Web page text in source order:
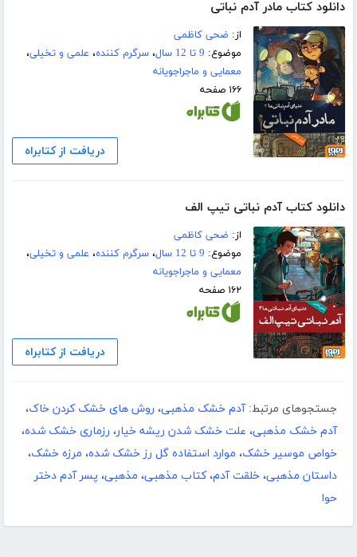
دانلود کتاب مادر آدم نباتی
از: ضحی کاظمی
موضوع: 9 تا 12 سال ،سرگرم کننده، علمی و تخیلی،
معمایی و ماجراجویانه
۱۶۶ صفحه
دریافت از کتابراه
دانلود کتاب آدم نباتی تیپ الف
از: ضحی کاظمی
موضوع: 9 تا 12 سال ،سرگرم کننده، علمی و تخیلی،
معمایی و ماجراجویانه
۱۶۲ صفحه
دریافت از کتابراه
جستجوهای مرتبط: آدم خشک مذهبی، روش های خشک کردن خاک،
آدم خشک مذهبی، علت خشک شدن ریشه خیار، رزماری خشک شده،
خواص موسیر خشک، موارد استفاده گل رز خشک شده، مرزه خشک،
داستان مذهبی، خلقت آدم،کتاب مذهبی، مذهبی، پسر آدم دختر
حوا